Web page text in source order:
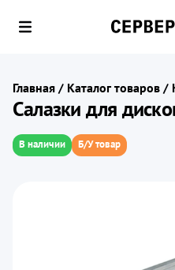
Главная / Каталог товаров /
Салазки для
В наличии Б/У товар